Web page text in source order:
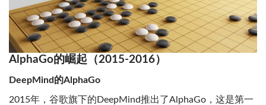
AlphaGo的崛起（2015-2016）
DeepMind的AlphaGo
2015年，谷歌旗下的DeepMind推出了AlphaGo，这是第一